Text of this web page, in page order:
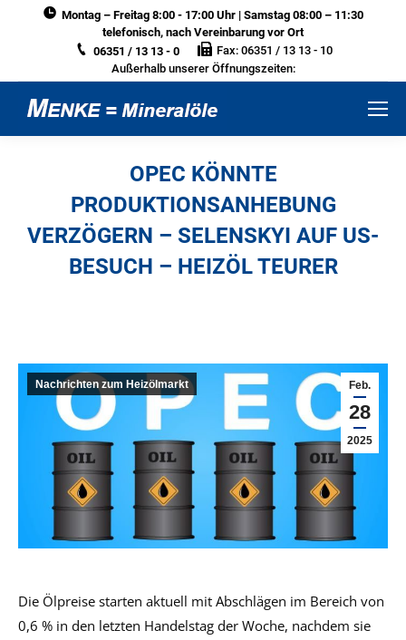
Montag – Freitag 8:00 - 17:00 Uhr | Samstag 08:00 – 11:30
telefonisch, nach Vereinbarung vor Ort
06351 / 13 13 - 0
Fax: 06351 / 13 13 - 10
Außerhalb unserer Öffnungszeiten:
OPEC KÖNNTE
PRODUKTIONSANHEBUNG
VERZÖGERN – SELENSKYI AUF US-
BESUCH – HEIZÖL TEURER
Feb.
28
2025
Nachrichten zum Heizölmarkt
Die Ölpreise starten aktuell mit Abschlägen im Bereich von
0,6 % in den letzten Handelstag der Woche, nachdem sie